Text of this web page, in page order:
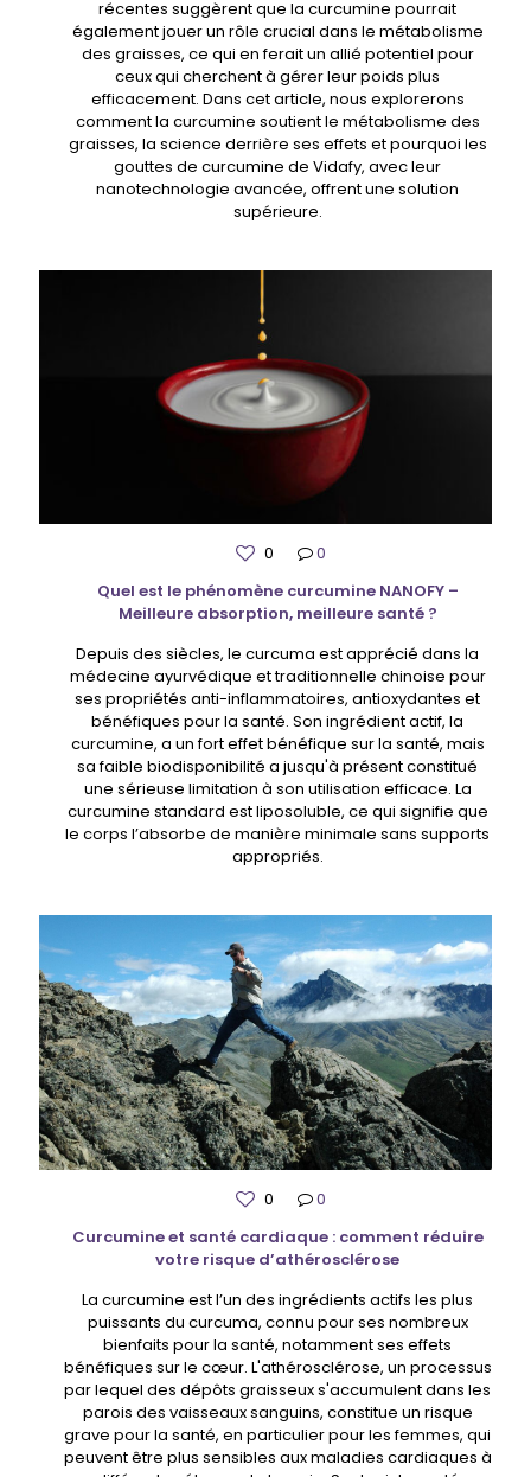
récentes suggèrent que la curcumine pourrait
également jouer un rôle crucial dans le métabolisme
des graisses, ce qui en ferait un allié potentiel pour
ceux qui cherchent à gérer leur poids plus
efficacement. Dans cet article, nous explorerons
comment la curcumine soutient le métabolisme des
graisses, la science derrière ses effets et pourquoi les
gouttes de curcumine de Vidafy, avec leur
nanotechnologie avancée, offrent une solution
supérieure.
0
0
Quel est le phénomène curcumine NANOFY –
Meilleure absorption, meilleure santé ?
Depuis des siècles, le curcuma est apprécié dans la
médecine ayurvédique et traditionnelle chinoise pour
ses propriétés anti-inflammatoires, antioxydantes et
bénéfiques pour la santé. Son ingrédient actif, la
curcumine, a un fort effet bénéfique sur la santé, mais
sa faible biodisponibilité a jusqu'à présent constitué
une sérieuse limitation à son utilisation efficace. La
curcumine standard est liposoluble, ce qui signifie que
le corps l’absorbe de manière minimale sans supports
appropriés.
0
0
Curcumine et santé cardiaque : comment réduire
votre risque d’athérosclérose
La curcumine est l’un des ingrédients actifs les plus
puissants du curcuma, connu pour ses nombreux
bienfaits pour la santé, notamment ses effets
bénéfiques sur le cœur. L'athérosclérose, un processus
par lequel des dépôts graisseux s'accumulent dans les
parois des vaisseaux sanguins, constitue un risque
grave pour la santé, en particulier pour les femmes, qui
peuvent être plus sensibles aux maladies cardiaques à